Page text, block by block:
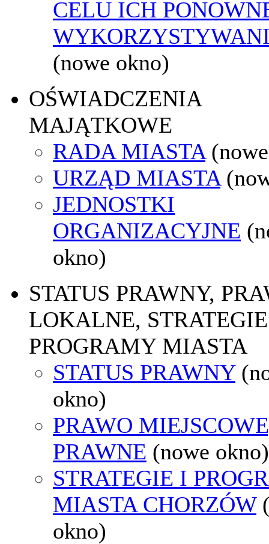
CELU ICH
(nowe okno)
OŚWIADCZENIA
MAJĄTKOWE
RADA MIASTA
URZĄD MIASTA
JEDNOSTKI
ORGANIZACYJNE
okno)
STATUS PRAWNY,
LOKALNE,
PROGRAMY MIASTA
STATUS PRAWNY
okno)
PRAWO
PRAWNE (nowe okno)
STRATEGIE I
MIASTA CHORZÓW
okno)